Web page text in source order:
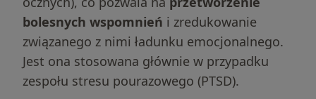
bolesnych wspomnień i zredukowanie
związanego z nimi ładunku emocjonalnego.
Jest ona stosowana głównie w przypadku
zespołu stresu pourazowego (PTSD).